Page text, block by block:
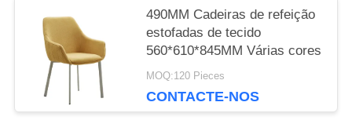
490MM Cadeiras de refeição
estofadas de tecido
560*610*845MM Várias cores
MOQ:120 Pieces
CONTACTE-NOS